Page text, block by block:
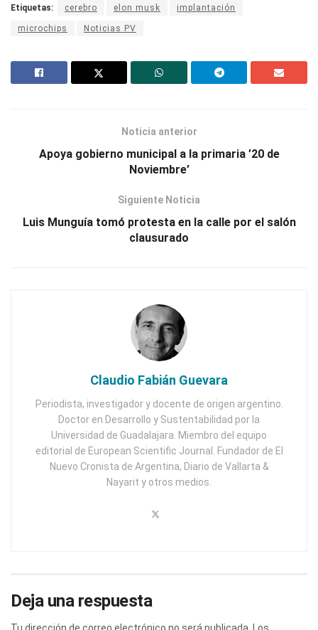
Etiquetas: cerebro elon musk implantación
microchips Noticias PV
Noticia anterior
Apoya gobierno municipal a la primaria ’20 de
Noviembre’
Siguiente Noticia
Luis Munguía tomó protesta en la calle por el salón
clausurado
Claudio Fabián Guevara
Periodista, investigador y docente de origen argentino.
Doctor en Desarrollo y Sustentabilidad por la
Universidad de Guadalajara. Miembro del equipo
editorial de European Scientific Journal. Fundador de El
Nuevo Cronista de Argentina, Diario de Vallarta &
Nayarit y otros medios.
Deja una respuesta
Tu dirección de correo electrónico no será publicada. Los